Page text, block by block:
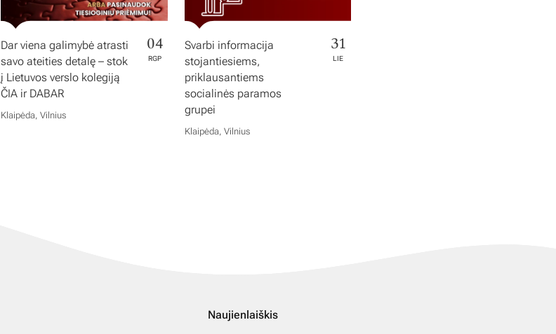
Dar viena galimybė atrasti
savo ateities detalę – stok
į Lietuvos verslo kolegiją
ČIA ir DABAR
04
RGP
Klaipėda, Vilnius
Svarbi informacija
stojantiesiems,
priklausantiems
socialinės paramos
grupei
31
LIE
Klaipėda, Vilnius
Naujienlaiškis